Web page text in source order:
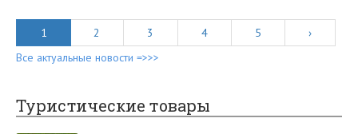
1 2 3 4 5
›
Все актуальные новости =>>>
Туристические товары